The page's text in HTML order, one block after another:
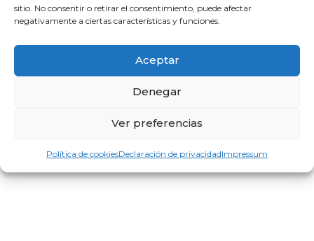
sitio. No consentir o retirar el consentimiento, puede afectar
negativamente a ciertas características y funciones.
Aceptar
Denegar
Ver preferencias
Política de cookiesDeclaración de privacidadImpressum
9 de octubre de 2025
Alquiler de despachos para
profesionales sanitarios – Clínica en
Huelva (NICA 417119)
26 de marzo de 2025